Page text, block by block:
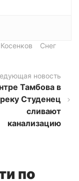
Снег
новость
Тамбова в
реку Студенец
сливают
канализацию
по